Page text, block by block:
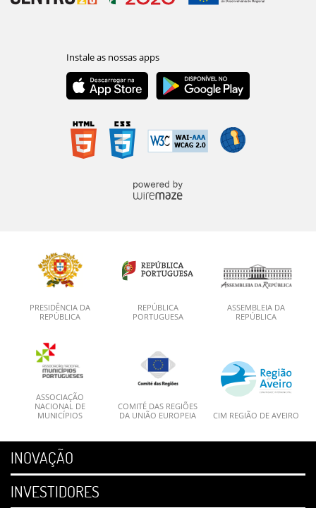
PRESIDÊNCIA DA
REPÚBLICA
REPÚBLICA
PORTUGUESA
ASSEMBLEIA DA
REPÚBLICA
ASSOCIAÇÃO
NACIONAL DE
MUNICÍPIOS
COMITÉ DAS REGIÕES
DA UNIÃO EUROPEIA
CIM REGIÃO DE AVEIRO
INOVAÇÃO
INVESTIDORES